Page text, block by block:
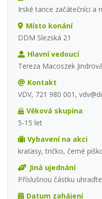
Irské tance začátečníci a
Místo konání
DDM Slezská 21
Hlavní vedoucí
Tereza Macoszek
Kontakt
VDV, 721 980 001,
Věková skupina
5-15 let
Vybavení na akci
kraťasy, tričko, černé
Jiná ujednání
Příslušnou částku
Datum zahájení